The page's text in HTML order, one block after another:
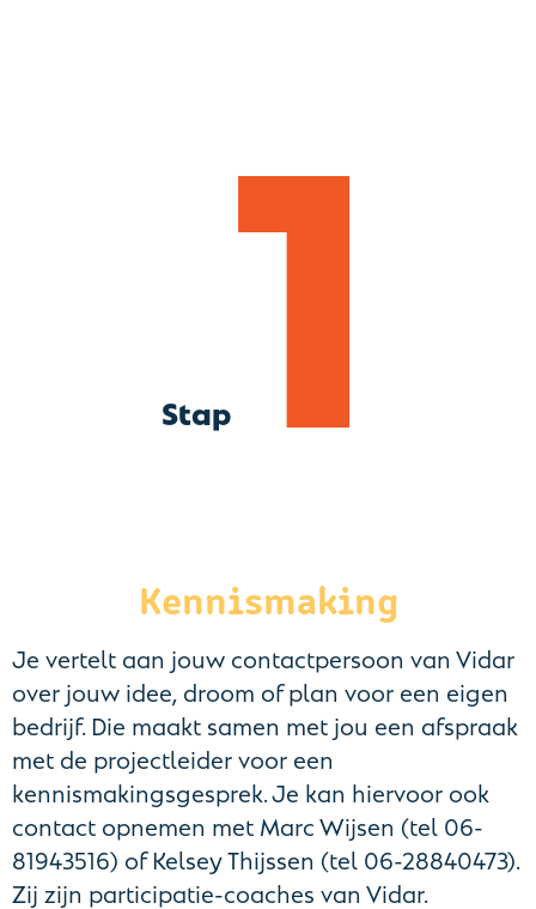
Stap1
Kennismaking
Je vertelt aan jouw contactpersoon van Vidar
over jouw idee, droom of plan voor een eigen
bedrijf. Die maakt samen met jou een afspraak
met de projectleider voor een
kennismakingsgesprek. Je kan hiervoor ook
contact opnemen met Marc Wijsen (tel 06-
81943516) of Kelsey Thijssen (tel 06-28840473).
Zij zijn participatie-coaches van Vidar.